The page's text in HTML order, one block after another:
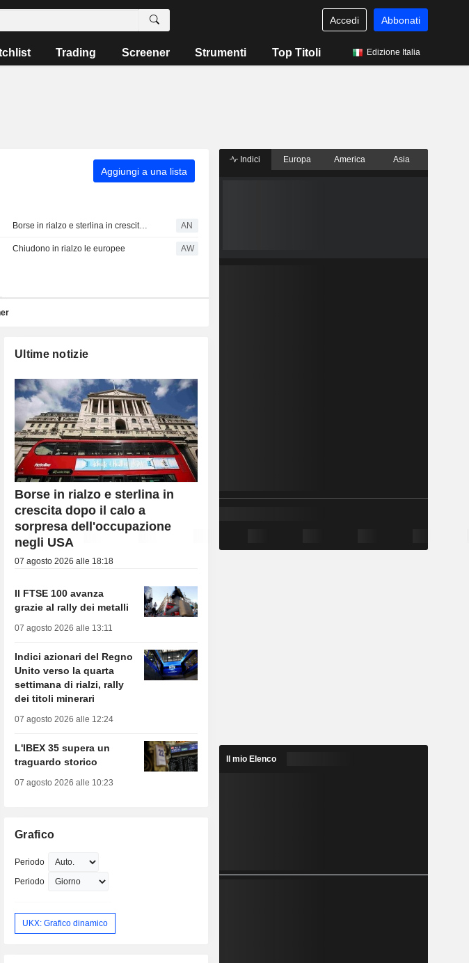
Accedi Abbonati
Trading Screener Strumenti Top Titoli Edizione Italia
Aggiungi a una lista
Borse in rialzo e sterlina in crescita dopo il calo a sorpresa dell'occupazione negli USA AN
Chiudono in rialzo le europee AW
Ultime notizie
Borse in rialzo e sterlina in
crescita dopo il calo a
sorpresa dell'occupazione
negli USA
07 agosto 2026 alle 18:18
Il FTSE 100 avanza
grazie al rally dei metalli
07 agosto 2026 alle 13:11
Indici azionari del Regno
Unito verso la quarta
settimana di rialzi, rally
dei titoli minerari
07 agosto 2026 alle 12:24
L'IBEX 35 supera un
traguardo storico
07 agosto 2026 alle 10:23
Grafico
Periodo
Periodo
UKX: Grafico dinamico
Indici Europa America Asia
Il mio Elenco